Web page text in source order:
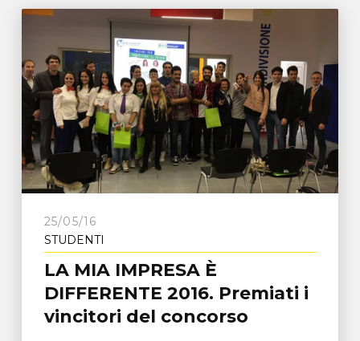
25/05/16
STUDENTI
LA MIA IMPRESA È
DIFFERENTE 2016. Premiati i
vincitori del concorso